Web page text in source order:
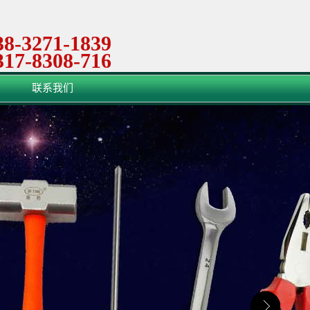
3271-1839
8308-716
联系我们